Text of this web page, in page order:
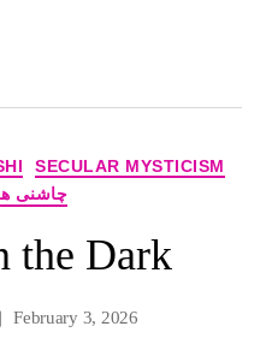
SECULAR MYSTICISM
چاشنی
the Dark
February 3, 2026